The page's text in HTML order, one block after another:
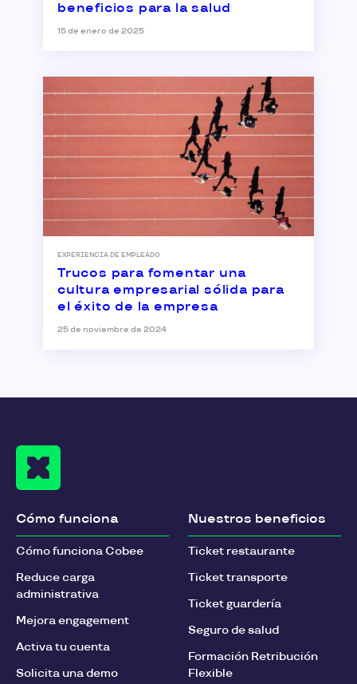
beneficios para la salud
15 de enero de 2025
EXPERIENCIA DE EMPLEADO
Trucos para fomentar una
cultura empresarial sólida para
el éxito de la empresa
25 de noviembre de 2024
Cómo funciona
Cómo funciona Cobee
Reduce carga
administrativa
Mejora engagement
Activa tu cuenta
Solicita una demo
Nuestros beneficios
Ticket restaurante
Ticket transporte
Ticket guardería
Seguro de salud
Formación Retribución
Flexible